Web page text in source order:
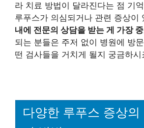
라 치료 방법이 달라진다는 점 기
루푸스가 의심되거나 관련 증상이
내에 전문의 상담을 받는 게 가장
되는 분들은 주저 없이 병원에 방
떤 검사들을 거치게 될지 궁금하시
다양한 루푸스 증상